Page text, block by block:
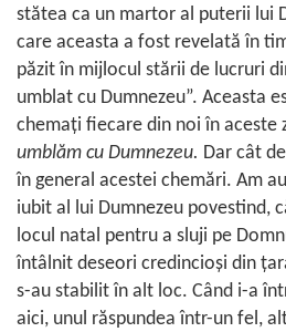
stătea ca un martor al puterii lui
care aceasta a fost revelată în
păzit în mijlocul stării de lucruri
umblat cu Dumnezeu”. Aceasta
chemaţi fiecare din noi în aceste
umblăm cu Dumnezeu. Dar cât
în general acestei chemări. Am
iubit al lui Dumnezeu povestind,
locul natal pentru a sluji pe
întâlnit deseori credincioşi din
s-au stabilit în alt loc. Când i-a
aici, unul răspundea într-un fel,